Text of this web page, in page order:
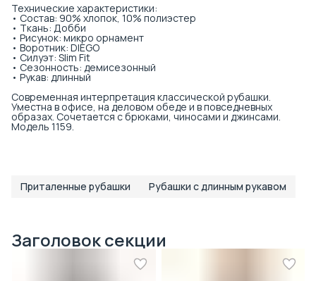
Технические характеристики:
• Состав: 90% хлопок, 10% полиэстер
• Ткань: Добби
• Рисунок: микро орнамент
• Воротник: DIEGO
• Силуэт: Slim Fit
• Сезонность: демисезонный
• Рукав: длинный
Современная интерпретация классической рубашки.
Уместна в офисе, на деловом обеде и в повседневных
образах. Сочетается с брюками, чиносами и джинсами.
Модель 1159.
Приталенные рубашки Рубашки с длинным рукавом
Заголовок секции